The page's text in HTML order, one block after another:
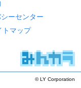
ーセンター
トマップ
© LY Corporation